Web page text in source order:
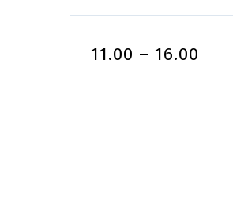
11.00 – 16.00